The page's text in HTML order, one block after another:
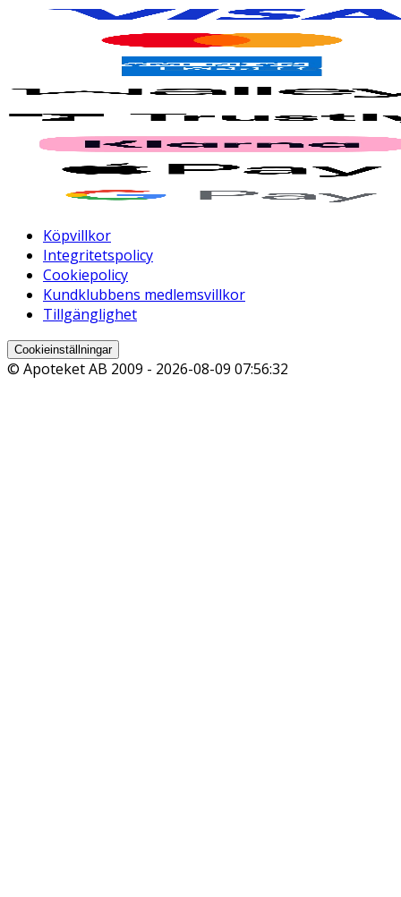
Köpvillkor
Integritetspolicy
Cookiepolicy
Kundklubbens medlemsvillkor
Tillgänglighet
Cookieinställningar
© Apoteket AB 2009 - 2026-08-09 07:56:32